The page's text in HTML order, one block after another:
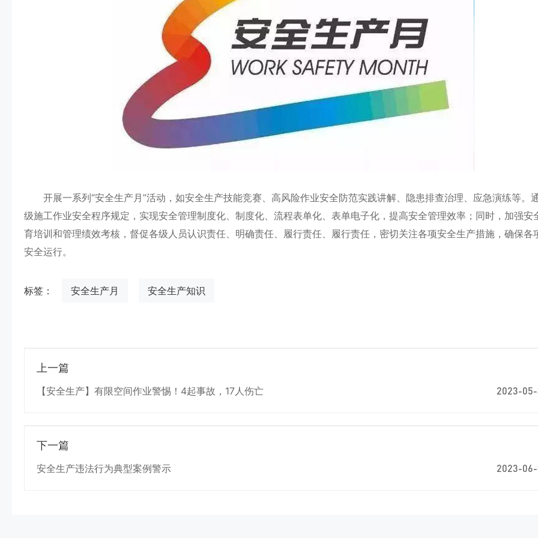
开展一系列“安全生产月”活动，如安全生产技能竞赛、高风险作业安全防范实践讲解、隐患排查治理、应急演练等。
级施工作业安全程序规定，实现安全管理制度化、制度化、流程表单化、表单电子化，提高安全管理效率；同时，加强安
育培训和管理绩效考核，督促各级人员认识责任、明确责任、履行责任、履行责任，密切关注各项安全生产措施，确保各
安全运行。
标签： 安全生产月 安全生产知识
上一篇
【安全生产】有限空间作业警惕！4起事故，17人伤亡 2023-05-
下一篇
安全生产违法行为典型案例警示 2023-06-